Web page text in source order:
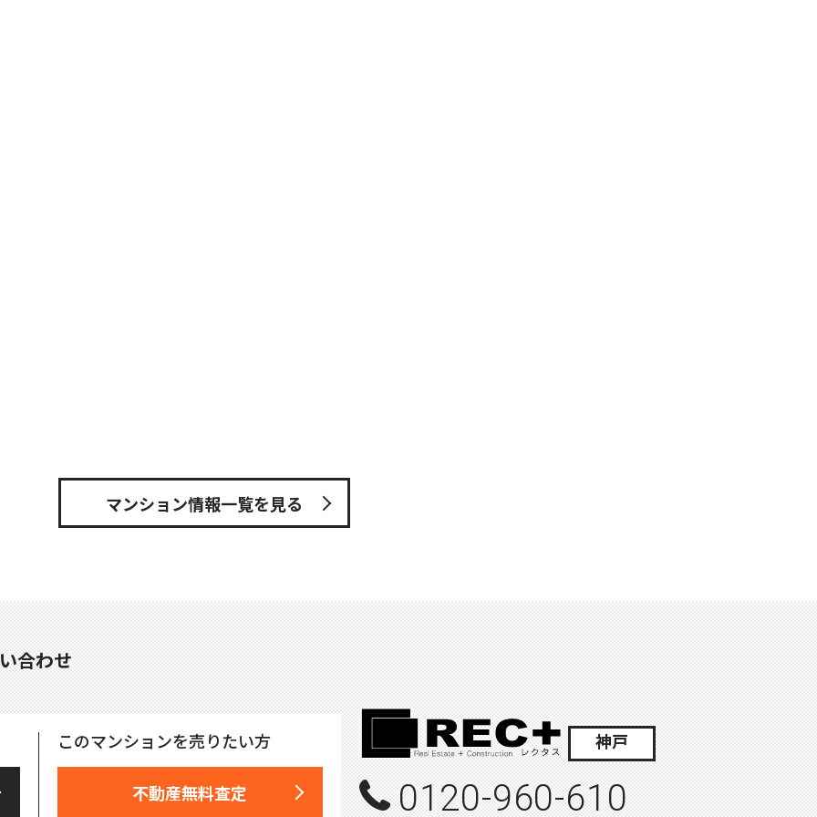
マンション情報一覧を見る
合わせ
このマンションを売りたい方
不動産無料査定
神戸
0120-960-610